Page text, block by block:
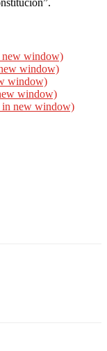
new window)
window)
window)
window)
in new window)